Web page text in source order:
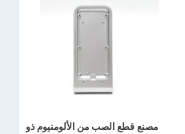
مصنع قطع الصب من الألومنيوم ذو